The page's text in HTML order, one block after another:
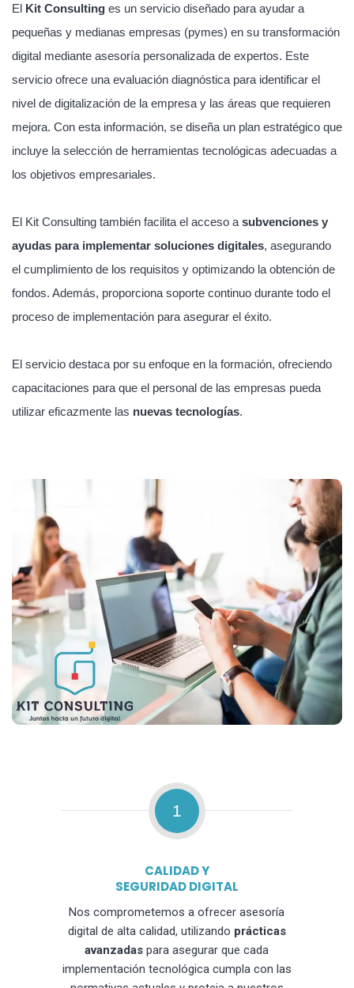
El Kit Consulting es un servicio diseñado para ayudar a
pequeñas y medianas empresas (pymes) en su transformación
digital mediante asesoría personalizada de expertos. Este
servicio ofrece una evaluación diagnóstica para identificar el
nivel de digitalización de la empresa y las áreas que requieren
mejora. Con esta información, se diseña un plan estratégico que
incluye la selección de herramientas tecnológicas adecuadas a
los objetivos empresariales.
El Kit Consulting también facilita el acceso a subvenciones y
ayudas para implementar soluciones digitales, asegurando
el cumplimiento de los requisitos y optimizando la obtención de
fondos. Además, proporciona soporte continuo durante todo el
proceso de implementación para asegurar el éxito.
El servicio destaca por su enfoque en la formación, ofreciendo
capacitaciones para que el personal de las empresas pueda
utilizar eficazmente las nuevas tecnologías.
1
CALIDAD Y
SEGURIDAD DIGITAL
Nos comprometemos a ofrecer asesoría
digital de alta calidad, utilizando prácticas
avanzadas para asegurar que cada
implementación tecnológica cumpla con las